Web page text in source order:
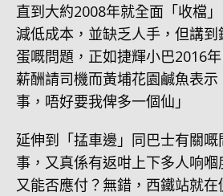
直到大約2008年就全面「收檔
減低成本，並缺乏人手，但講
蛋嘅問題，正如捷輝小巴2016
薪酬請司機而黃埔花園鹹魚表
事，唔好要我俾多一個仙」
延伸到「掹車邊」同巴士有關
事，又真係有返咁上下多人响
又能否應付？無錯，西鐵站就在